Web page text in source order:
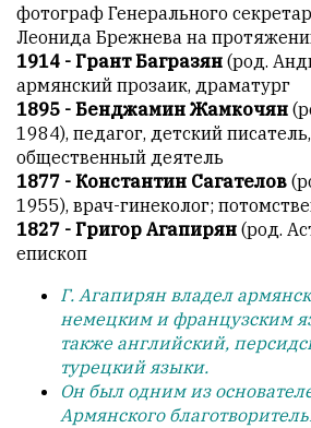
фотограф Генерального
Леонида Брежнева на
1914 - Грант Багразян (род.
армянский прозаик, драматург
1895 - Бенджамин Жамкочян
1984), педагог, детский
общественный деятель
1877 - Константин Сагателов
1955), врач-гинеколог;
1827 - Григор Агапирян (род.
епископ
Г. Агапирян владел
немецким и французским
также английский,
турецкий языки.
Он был одним из
Армянского